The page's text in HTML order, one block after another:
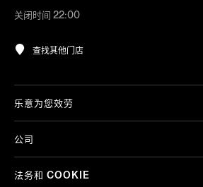
关闭时间 22:00
查找其他门店
乐意为您效劳
公司
法务和 COOKIE